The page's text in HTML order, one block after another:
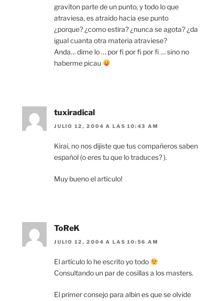
graviton parte de un punto, y todo lo que
atraviesa, es atraido hacia ese punto
¿porque? ¿como estira? ¿nunca se agota? ¿da
igual cuanta otra materia atraviese?
Anda… dime lo … por fi por fi por fi … sino no
haberme picau
tuxiradical
JULIO 12, 2004 A LAS 10:43 AM
Kirai, no nos dijiste que tus compañeros saben
español (o eres tu que lo traduces? ).
Muy bueno el articulo!
ToReK
JULIO 12, 2004 A LAS 10:56 AM
El artículo lo he escrito yo todo
Consultando un par de cosillas a los masters.
El primer consejo para albin es que se olvide